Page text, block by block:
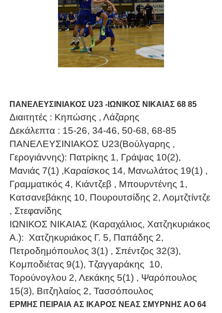
ΠΑΝΕΛΕΥΣΙΝΙΑΚΟΣ U23 -ΙΩΝΙΚΟΣ ΝΙΚΑΙΑΣ 68 85
Διαιτητές : Κηπώσης , Λάζαρης
Δεκάλεπτα : 15-26, 34-46, 50-68, 68-85
ΠΑΝΕΛΕΥΣΙΝΙΑΚΟΣ U23(Boύλγαρης ,
Γερογιάννης): Πατρίκης 1, Γράψας 10(2),
Μανιάς 7(1) ,Καραίσκος 14, Μανωλάτος 19(1) ,
Γραμματικός 4, Κιάντζεβ , Μπουρντένης 1,
Κατσανεβάκης 10, Πουρουτσίδης 2, Λομτζτίντζε
, Στεφανίδης
ΙΩΝΙΚΟΣ ΝΙΚΑΙΑΣ (Καραχάλιος, Χατζηκυριάκος
Α.): Χατζηκυριάκος Γ. 5, Παπάδης 2,
Πετροδημόπουλος 3(1) , Σπέντζος 32(3),
Κομποδιέτας 9(1), Τζαγγαράκης 10,
Τορούνογλου 2, Λεκάκης 5(1) , Ψαρόπουλος
15(3), Βιτζηλαίος 2, Τασσόπουλος
ΕΡΜΗΣ ΠΕΙΡΑΙΑ ΑΣ ΙΚΑΡΟΣ ΝΕΑΣ ΣΜΥΡΝΗΣ ΑΟ 64